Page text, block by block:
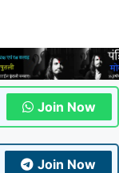
Join Now
Join Now